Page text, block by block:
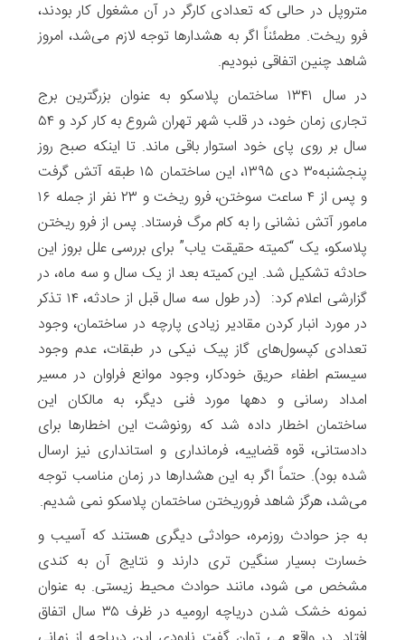
متروپل در حالی که تعدادی کارگر در آن مشغول کار بودند،
فرو ریخت. مطمئناً اگر به هشدارها توجه لازم می‌شد، امروز
شاهد چنین اتفاقی نبودیم.
در سال ۱۳۴۱ ساختمان پلاسکو به عنوان بزرگترین برج
تجاری زمان خود، در قلب شهر تهران شروع به کار کرد و ۵۴
سال بر روی پای خود استوار باقی ماند. تا اینکه صبح روز
پنجشنبه۳۰ دی ۱۳۹۵، این ساختمان ۱۵ طبقه آتش گرفت
و پس از ۴ ساعت سوختن، فرو ریخت و ۲۳ نفر از جمله ۱۶
مامور آتش نشانی را به کام مرگ فرستاد. پس از فرو ریختن
پلاسکو، یک “کمیته حقیقت یاب” برای بررسی علل بروز این
حادثه تشکیل شد. این کمیته بعد از یک سال و سه ماه، در
گزارشی اعلام کرد: (در طول سه سال قبل از حادثه، ۱۴ تذکر
در مورد انبار کردن مقادیر زیادی پارچه در ساختمان، وجود
تعدادی کپسول‌های گاز پیک نیکی در طبقات، عدم وجود
سیستم اطفاء حریق خودکار، وجود موانع فراوان در مسیر
امداد رسانی و دهها مورد فنی دیگر، به مالکان این
ساختمان اخطار داده شد که رونوشت این اخطارها برای
دادستانی، قوه قضاییه، فرمانداری و استانداری نیز ارسال
شده بود). حتماً اگر به این هشدارها در زمان مناسب توجه
می‌شد، هرگز شاهد فروریختن ساختمان پلاسکو نمی شدیم.
به جز حوادث روزمره، حوادثی دیگری هستند که آسیب و
خسارت بسیار سنگین تری دارند و نتایج آن به کندی
مشخص می شود، مانند حوادث محیط زیستی. به عنوان
نمونه خشک شدن دریاچه ارومیه در ظرف ۳۵ سال اتفاق